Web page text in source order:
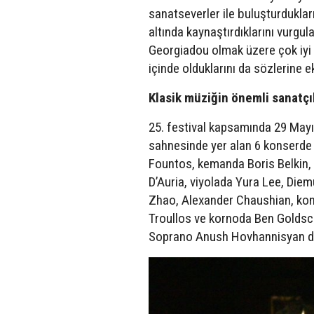
sanatseverler ile
altında kaynaştırdıklarını
Georgiadou olmak üzere çok
içinde olduklarını da sözlerine
Klasik müziğin önemli
25. festival kapsamında 29
sahnesinde yer alan 6
Fountos, kemanda Boris
D’Auria, viyolada Yura Lee,
Zhao, Alexander Chaushian,
Troullos ve kornoda Ben
Soprano Anush Hovhannisyan